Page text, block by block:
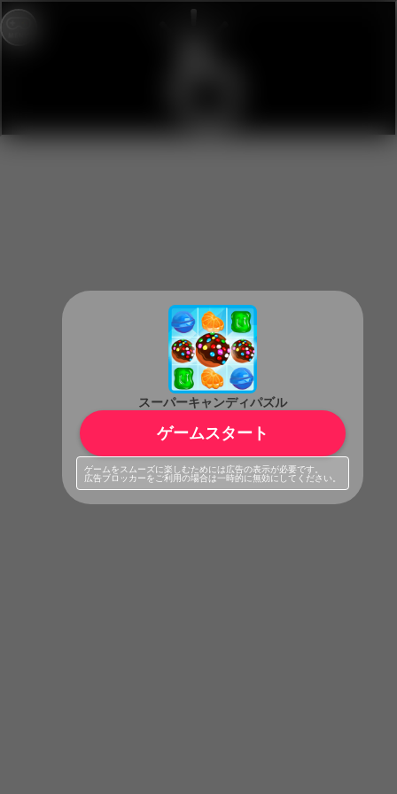
スーパーキャンディパズル
ゲームスタート
ゲームをスムーズに楽しむためには広告の表示が必要です。
広告ブロッカーをご利用の場合は一時的に無効にしてください。